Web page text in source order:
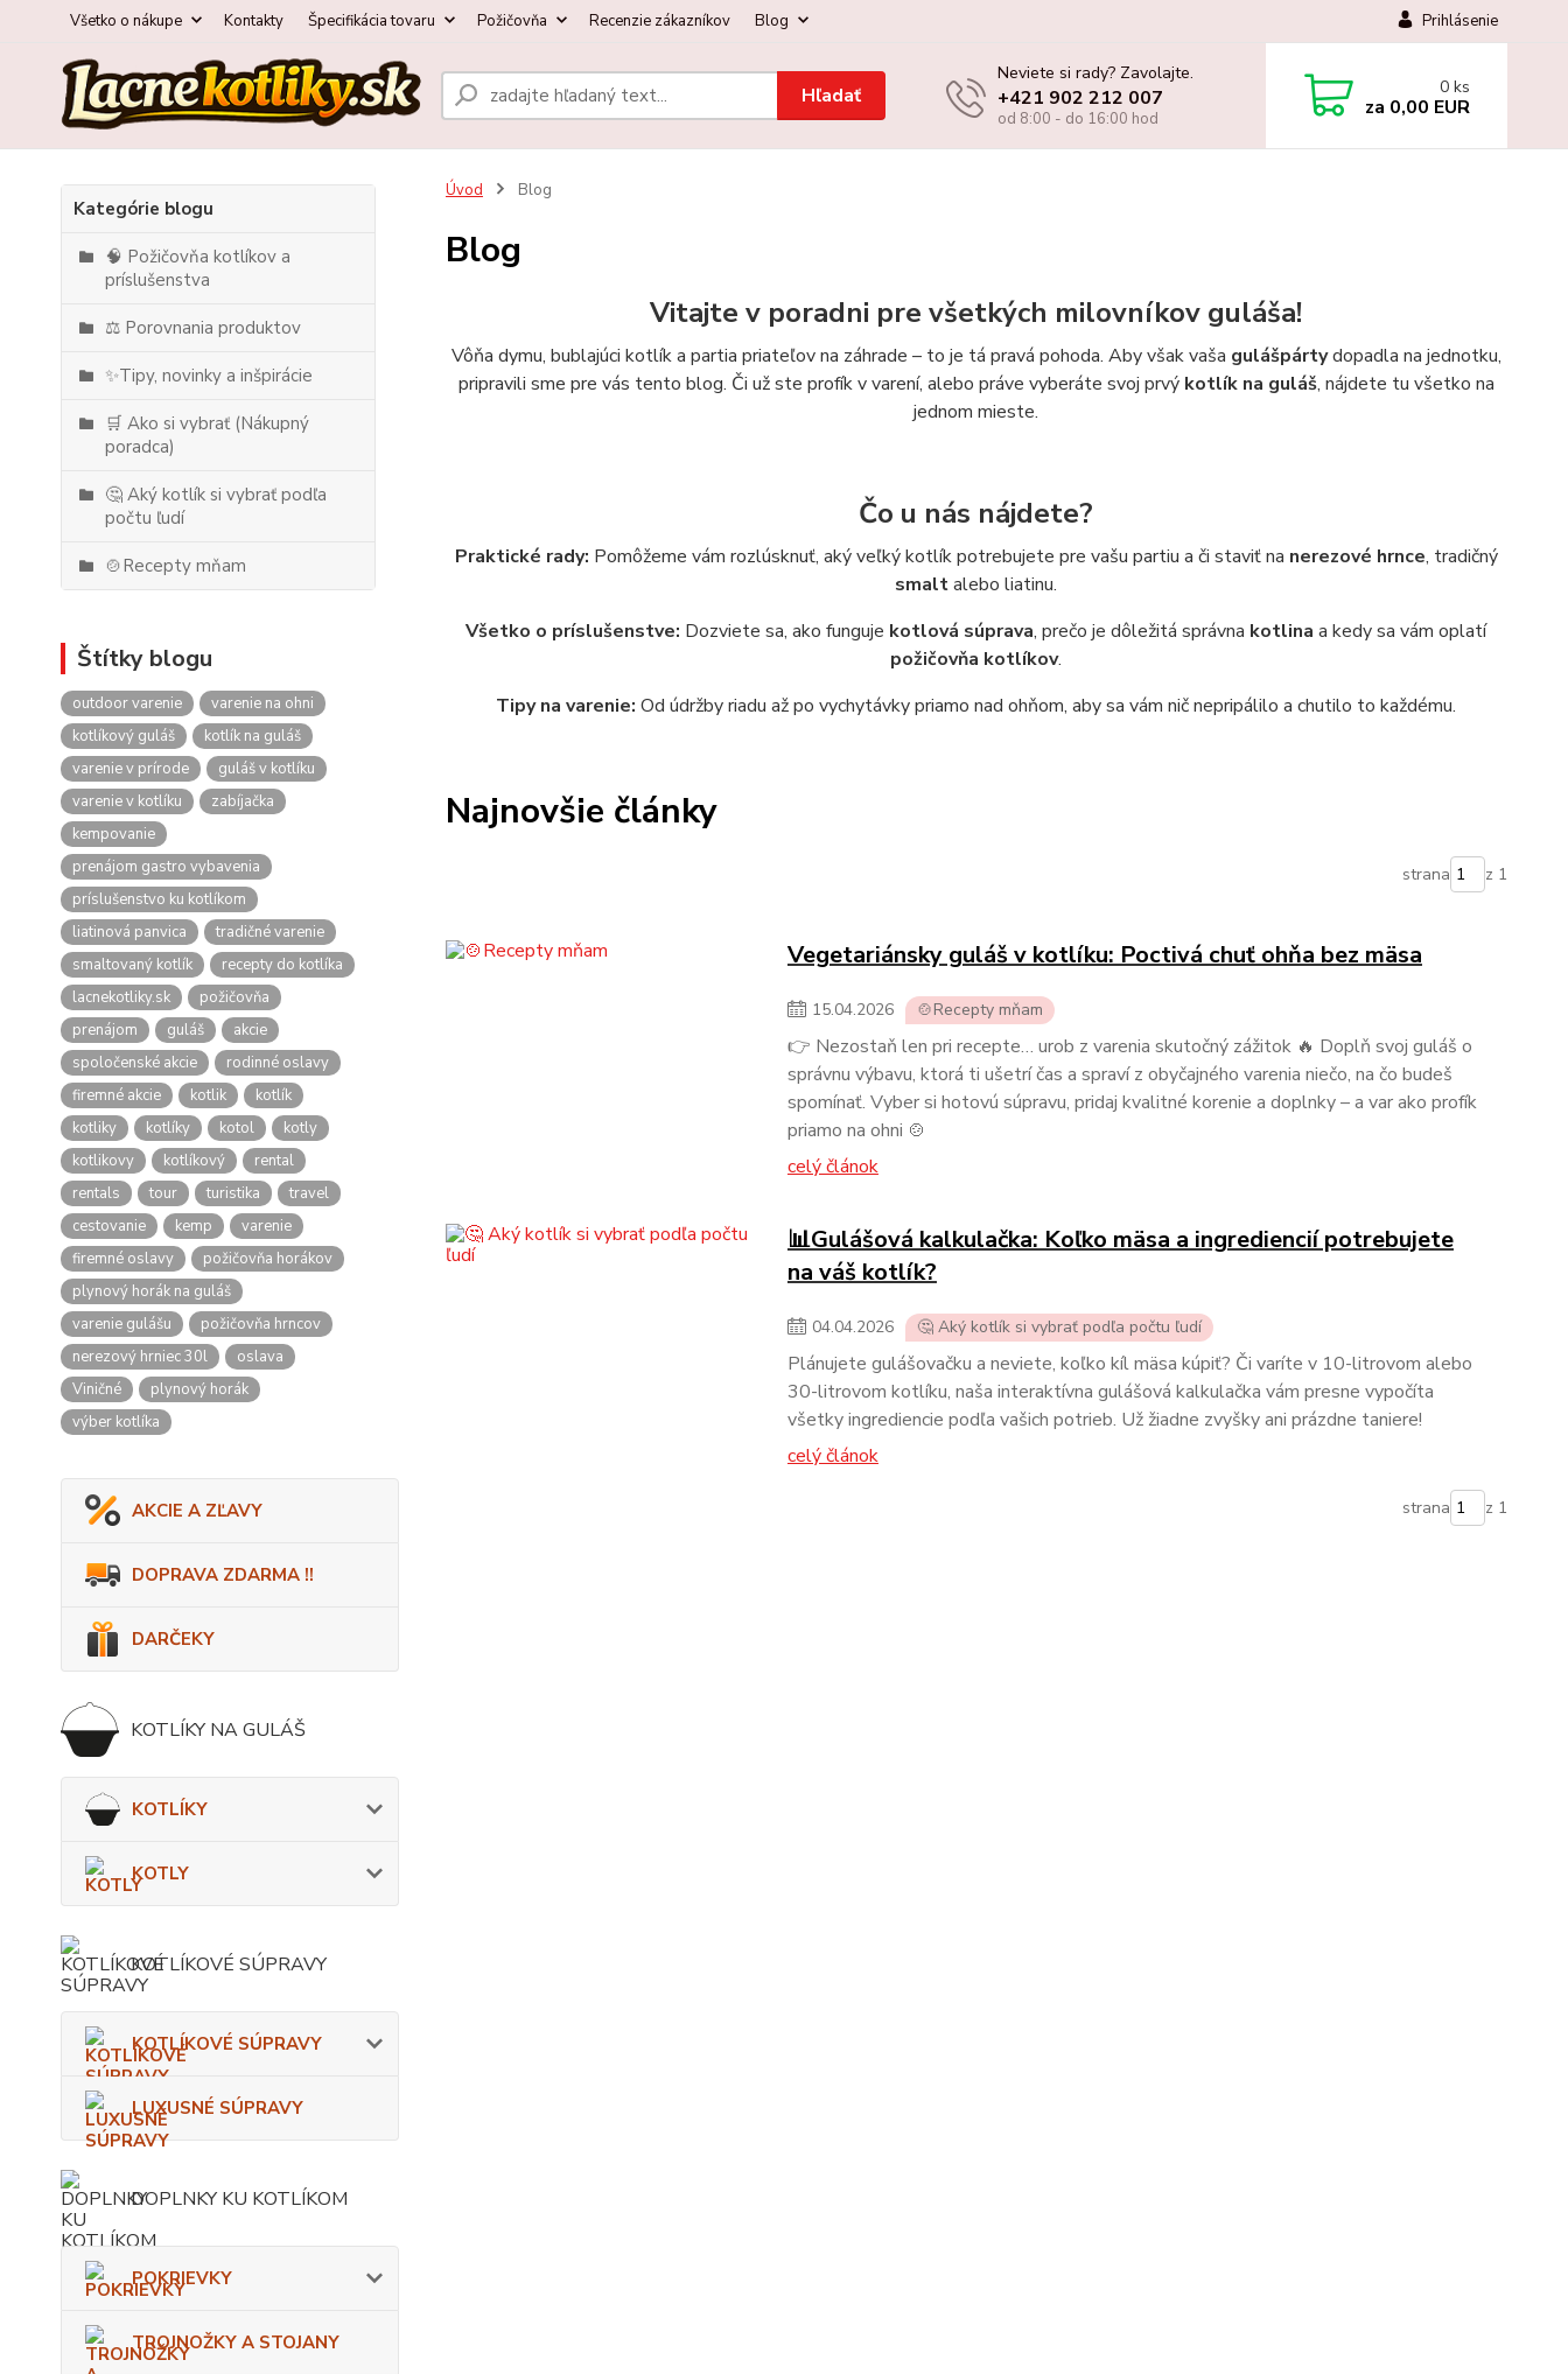
Všetko o nákupe Kontakty Špecifikácia tovaru Požičovňa Recenzie zákazníkov Blog Prihlásenie
Hľadať
Neviete si rady? Zavolajte.
+421 902 212 007
od 8:00 - do 16:00 hod
0 ks
za 0,00 EUR
Kategórie blogu
🧠 Požičovňa kotlíkov a
príslušenstva
⚖️ Porovnania produktov
✨Tipy, novinky a inšpirácie
🛒 Ako si vybrať (Nákupný
poradca)
🤔 Aký kotlík si vybrať podľa
počtu ľudí
🍲Recepty mňam
Štítky blogu
outdoor varenie
varenie na ohni
kotlíkový guláš
kotlík na guláš
varenie v prírode
guláš v kotlíku
varenie v kotlíku
zabíjačka
kempovanie
prenájom gastro vybavenia
príslušenstvo ku kotlíkom
liatinová panvica
tradičné varenie
smaltovaný kotlík
recepty do kotlíka
lacnekotliky.sk
požičovňa
prenájom
guláš
akcie
spoločenské akcie
rodinné oslavy
firemné akcie
kotlik
kotlík
kotliky
kotlíky kotol
kotly
kotlikovy
kotlíkový
rental
rentals
tour turistika
travel
cestovanie
kemp
varenie
firemné oslavy
požičovňa horákov
plynový horák na guláš
varenie gulášu
požičovňa hrncov
nerezový hrniec 30l
oslava
Viničné
plynový horák
výber kotlíka
AKCIE A ZĽAVY
DOPRAVA ZDARMA !!
DARČEKY
KOTLÍKY NA GULÁŠ
KOTLÍKY
KOTLY
KOTLÍKOVÉ SÚPRAVY
KOTLÍKOVÉ SÚPRAVY
LUXUSNÉ SÚPRAVY
DOPLNKY KU KOTLÍKOM
POKRIEVKY
TROJNOŽKY A STOJANY
Úvod Blog
Blog
Vitajte v poradni pre všetkých milovníkov guláša!
Vôňa dymu, bublajúci kotlík a partia priateľov na záhrade – to je tá pravá pohoda. Aby však vaša gulášpártydopadla na jednotku,
pripravili sme pre vás tento blog. Či už ste profík v varení, alebo práve vyberáte svoj prvý kotlík na guláš, nájdete tu všetko na
jednom mieste.
Čo u nás nájdete?
Praktické rady: Pomôžeme vám rozlúsknuť, aký veľký kotlík potrebujete pre vašu partiu a či staviť na nerezové hrnce, tradičný
smaltalebo liatinu.
Všetko o príslušenstve: Dozviete sa, ako funguje kotlová súprava, prečo je dôležitá správna kotlina a kedy sa vám oplatí
požičovňa kotlíkov.
Tipy na varenie: Od údržby riadu až po vychytávky priamo nad ohňom, aby sa vám nič nepripálilo a chutilo to každému.
Najnovšie články
strana z 1
Vegetariánsky guláš v kotlíku: Poctivá chuť ohňa bez mäsa
15.04.2026 🍲Recepty mňam
👉 Nezostaň len pri recepte… urob z varenia skutočný zážitok 🔥 Doplň svoj guláš o
správnu výbavu, ktorá ti ušetrí čas a spraví z obyčajného varenia niečo, na čo budeš
spomínať. Vyber si hotovú súpravu, pridaj kvalitné korenie a doplnky – a var ako profík
priamo na ohni 🍲
celý článok
📊Gulášová kalkulačka: Koľko mäsa a ingrediencií potrebujete
na váš kotlík?
04.04.2026 🤔 Aký kotlík si vybrať podľa počtu ľudí
Plánujete gulášovačku a neviete, koľko kíl mäsa kúpiť? Či varíte v 10-litrovom alebo
30-litrovom kotlíku, naša interaktívna gulášová kalkulačka vám presne vypočíta
všetky ingrediencie podľa vašich potrieb. Už žiadne zvyšky ani prázdne taniere!
celý článok
strana z 1